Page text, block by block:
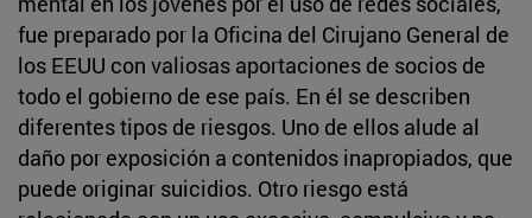
fue preparado por la Oficina del Cirujano General de
los EEUU con valiosas aportaciones de socios de
todo el gobierno de ese país. En él se describen
diferentes tipos de riesgos. Uno de ellos alude al
daño por exposición a contenidos inapropiados, que
puede originar suicidios. Otro riesgo está